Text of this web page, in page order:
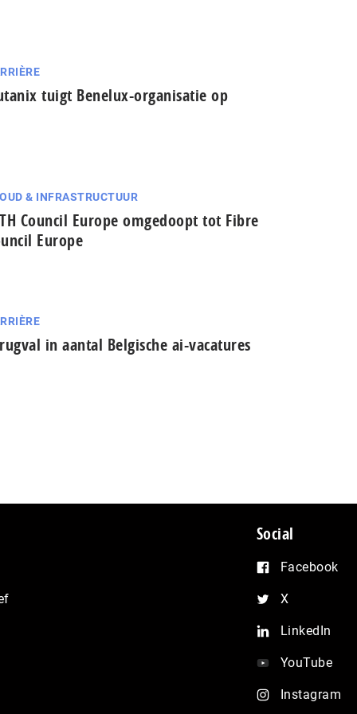
tuigt Benelux-organisatie op
& INFRASTRUCTUUR
Council Europe omgedoopt tot Fibre
Europe
in aantal Belgische ai-vacatures
Social
Facebook
X
LinkedIn
YouTube
Instagram